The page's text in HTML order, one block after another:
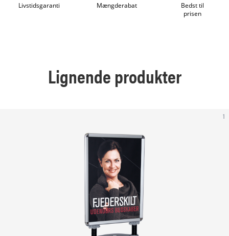
Livstidsgaranti Mængderabat
Bedst til
prisen
Lignende produkter
1